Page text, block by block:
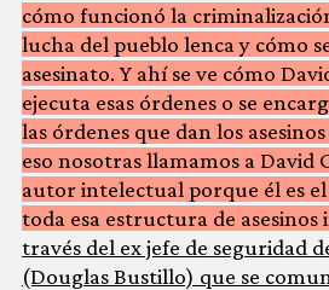
cómo funcionó la
lucha del pueblo lenca y cómo
asesinato. Y ahí se ve cómo
ejecuta esas órdenes o se
las órdenes que dan los
eso nosotras llamamos a David
autor intelectual porque él es el
toda esa estructura de asesinos
través del ex jefe de seguridad
(Douglas Bustillo) que se